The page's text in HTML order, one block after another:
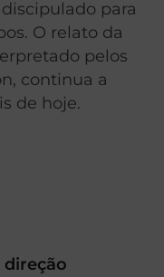
para
O relato da
pelos
continua a
de hoje.
direção